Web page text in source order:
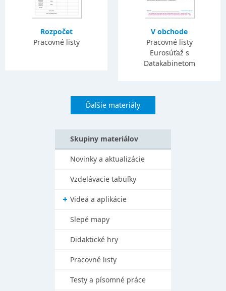
Rozpočet
Pracovné listy
V obchode
Pracovné listy
Eurosúťaž s
Datakabinetom
Ďalšie materiály
Skupiny materiálov
Novinky a aktualizácie
Vzdelávacie tabuľky
Videá a aplikácie
Slepé mapy
Didaktické hry
Pracovné listy
Testy a písomné práce